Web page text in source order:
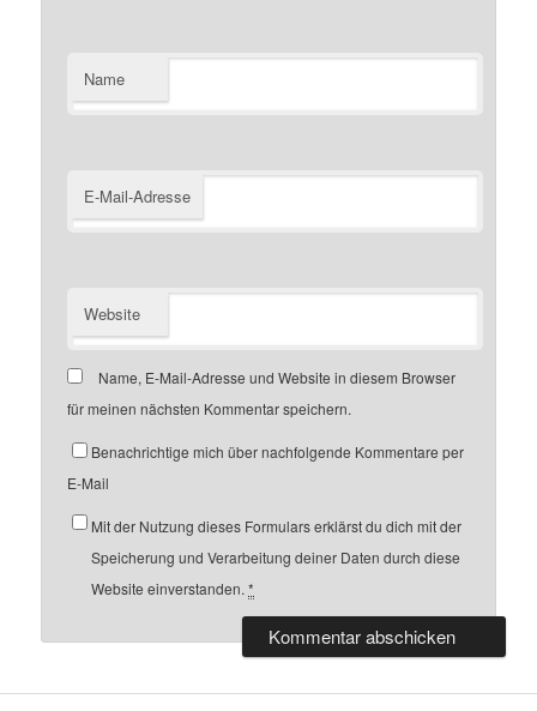
Name
E-Mail-Adresse
Website
Name, E-Mail-Adresse und Website in diesem Browser
für meinen nächsten Kommentar speichern.
Benachrichtige mich über nachfolgende Kommentare per
E-Mail
Mit der Nutzung dieses Formulars erklärst du dich mit der
Speicherung und Verarbeitung deiner Daten durch diese
Website einverstanden.*